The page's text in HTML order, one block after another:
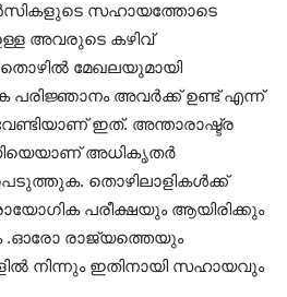
സഹായത്തോടെ
അവരുടെ കഴിവ്
മേഖലയുമായി
പരിജ്ഞാനം അവർക്ക് ഉണ്ട് എന്ന്
ഇത്. അന്താരാഷ്ട്ര
അധികൃതർ
തൊഴിലാളികൾക്ക്
പരീക്ഷയും ആയിരിക്കും
.ഓരോ രാജ്യത്തെയും
നിന്നും ഇതിനായി സഹായവും